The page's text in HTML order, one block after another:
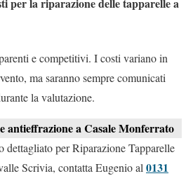
per la riparazione delle tapparelle a
e competitivi. I costi variano in
ma saranno sempre comunicati
la valutazione.
antieffrazione a Casale Monferrato
dettagliato per Riparazione Tapparelle
Scrivia, contatta Eugenio al 0131